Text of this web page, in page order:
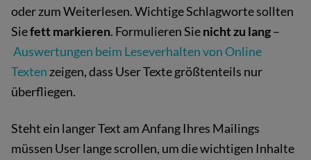
oder zum Weiterlesen. Wichtige Schlagworte sollten
Siefett markieren. Formulieren Sienicht zu lang–
Auswertungen beim Leseverhalten von Online
Texten zeigen, dass User Texte größtenteils nur
überfliegen.
Steht ein langer Text am Anfang Ihres Mailings
müssen User lange scrollen, um die wichtigen Inhalte